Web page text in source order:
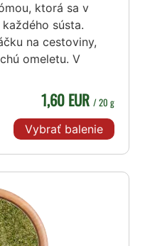
ktorá sa v
sústa.
na cestoviny,
omeletu. V
1,60 EUR / 20 g
Vybrať balenie